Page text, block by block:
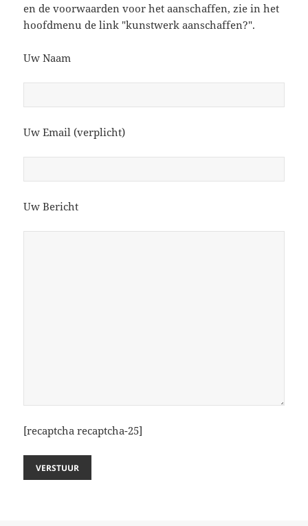
en de voorwaarden voor het aanschaffen, zie in het
hoofdmenu de link "kunstwerk aanschaffen?".
Uw Naam
Uw Email (verplicht)
Uw Bericht
[recaptcha recaptcha-25]